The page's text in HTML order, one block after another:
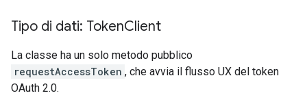
Tipo di dati: TokenClient
La classe ha un solo metodo pubblico
requestAccessToken , che avvia il flusso UX del token
OAuth 2.0.